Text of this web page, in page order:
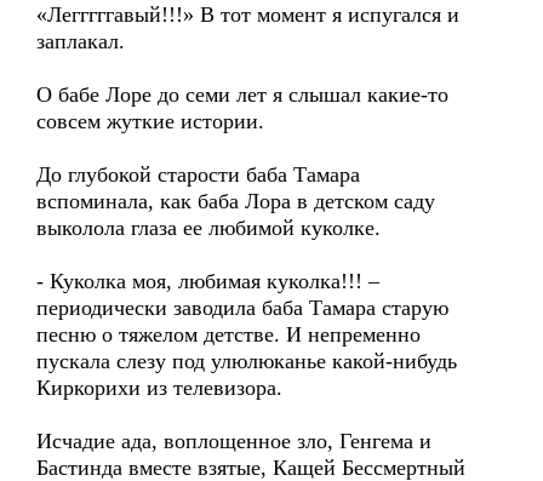
«Легггггавый!!!» В тот момент я испугался и
заплакал.
О бабе Лоре до семи лет я слышал какие-то
совсем жуткие истории.
До глубокой старости баба Тамара
вспоминала, как баба Лора в детском саду
выколола глаза ее любимой куколке.
- Куколка моя, любимая куколка!!! –
периодически заводила баба Тамара старую
песню о тяжелом детстве. И непременно
пускала слезу под улюлюканье какой-нибудь
Киркорихи из телевизора.
Исчадие ада, воплощенное зло, Генгема и
Бастинда вместе взятые, Кащей Бессмертный